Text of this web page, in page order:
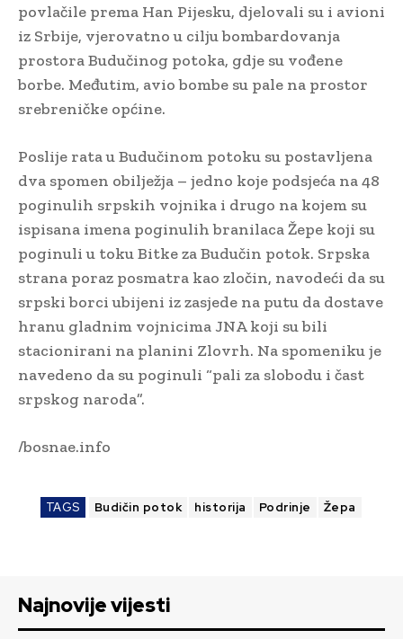
povlačile prema Han Pijesku, djelovali su i avioni
iz Srbije, vjerovatno u cilju bombardovanja
prostora Budučinog potoka, gdje su vođene
borbe. Međutim, avio bombe su pale na prostor
srebreničke općine.
Poslije rata u Budučinom potoku su postavljena
dva spomen obilježja – jedno koje podsjeća na 48
poginulih srpskih vojnika i drugo na kojem su
ispisana imena poginulih branilaca Žepe koji su
poginuli u toku Bitke za Budučin potok. Srpska
strana poraz posmatra kao zločin, navodeći da su
srpski borci ubijeni iz zasjede na putu da dostave
hranu gladnim vojnicima JNA koji su bili
stacionirani na planini Zlovrh. Na spomeniku je
navedeno da su poginuli “pali za slobodu i čast
srpskog naroda”.
/bosnae.info
TAGS Budičin potok historija Podrinje Žepa
Najnovije vijesti